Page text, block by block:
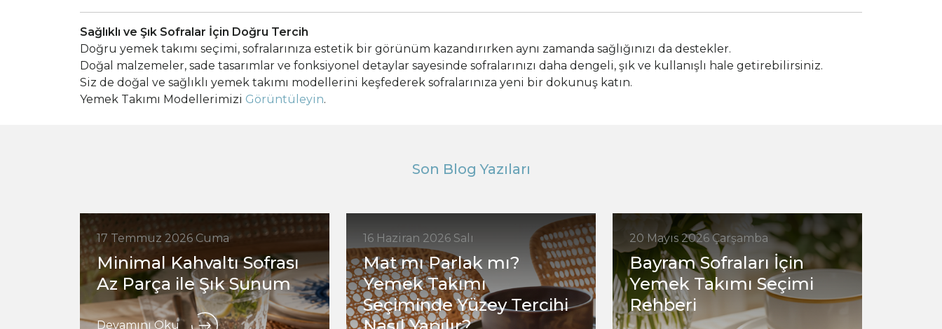
Sağlıklı ve Şık Sofralar İçin Doğru Tercih
Doğru yemek takımı seçimi, sofralarınıza estetik bir görünüm kazandırırken aynı zamanda sağlığınızı da destekler.
Doğal malzemeler, sade tasarımlar ve fonksiyonel detaylar sayesinde sofralarınızı daha dengeli, şık ve kullanışlı hale getirebilirsiniz.
Siz de doğal ve sağlıklı yemek takımı modellerini keşfederek sofralarınıza yeni bir dokunuş katın.
Yemek Takımı Modellerimizi Görüntüleyin.
Son Blog Yazıları
17 Temmuz 2026 Cuma
Minimal Kahvaltı Sofrası
Az Parça ile Şık Sunum
Devamını Oku
16 Haziran 2026 Salı
Mat mı Parlak mı?
Yemek Takımı
Seçiminde Yüzey Tercihi
20 Mayıs 2026 Çarşamba
Bayram Sofraları İçin
Yemek Takımı Seçimi
Rehberi